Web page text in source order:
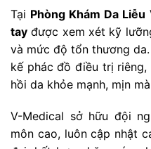
Tại Phòng Khám Da
tay được xem xét kỹ
và mức độ tổn thương
kế phác đồ điều trị
hồi da khỏe mạnh, mịn
V-Medical sở hữu đội
môn cao, luôn cập nhật